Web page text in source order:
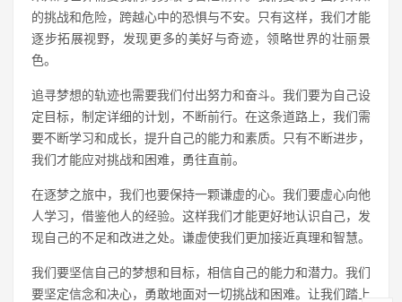
的挑战和危险，跨越心中的恐惧与不安。只有这样，我们才能
逐步拓展视野，发现更多的美好与奇迹，领略世界的壮丽景
色。
追寻梦想的轨迹也需要我们付出努力和奋斗。我们要为自己设
定目标，制定详细的计划，不断前行。在这条道路上，我们需
要不断学习和成长，提升自己的能力和素质。只有不断进步，
我们才能应对挑战和困难，勇往直前。
在逐梦之旅中，我们也要保持一颗谦虚的心。我们要虚心向他
人学习，借鉴他人的经验。这样我们才能更好地认识自己，发
现自己的不足和改进之处。谦虚使我们更加接近真理和智慧。
我们要坚信自己的梦想和目标，相信自己的能力和潜力。我们
要坚定信念和决心，勇敢地面对一切挑战和困难。让我们踏上